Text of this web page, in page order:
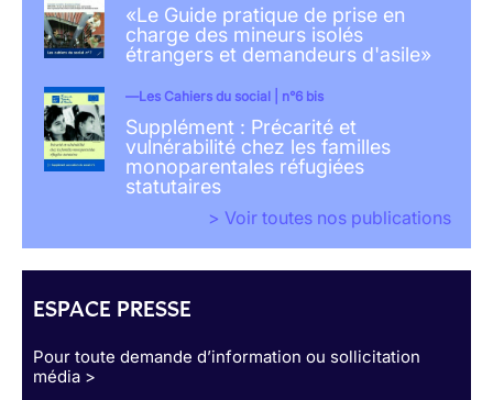
«Le Guide pratique de prise en
charge des mineurs isolés
étrangers et demandeurs d'asile»
Les Cahiers du social | n°6 bis
Supplément : Précarité et
vulnérabilité chez les familles
monoparentales réfugiées
statutaires
> Voir toutes nos publications
ESPACE PRESSE
Pour toute demande d’information ou sollicitation
média >